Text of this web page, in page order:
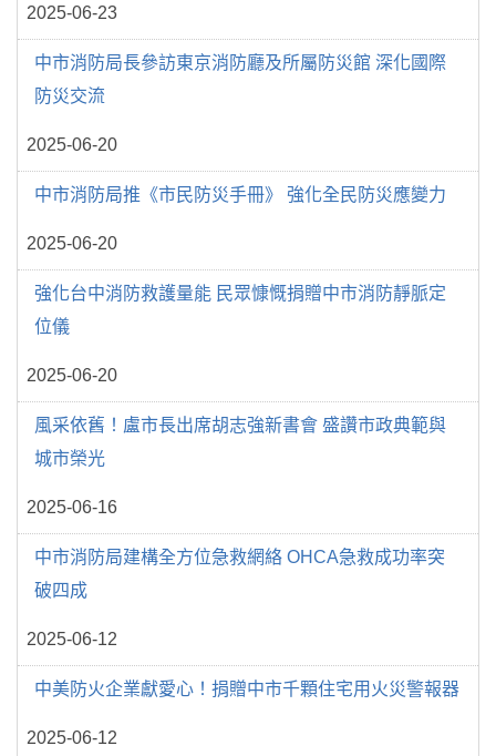
2025-06-23
中市消防局長參訪東京消防廳及所屬防災館 深化國際
防災交流
2025-06-20
中市消防局推《市民防災手冊》 強化全民防災應變力
2025-06-20
強化台中消防救護量能 民眾慷慨捐贈中市消防靜脈定
位儀
2025-06-20
風采依舊！盧市長出席胡志強新書會 盛讚市政典範與
城市榮光
2025-06-16
中市消防局建構全方位急救網絡 OHCA急救成功率突
破四成
2025-06-12
中美防火企業獻愛心！捐贈中市千顆住宅用火災警報器
2025-06-12